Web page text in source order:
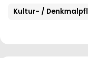
Kultur- /